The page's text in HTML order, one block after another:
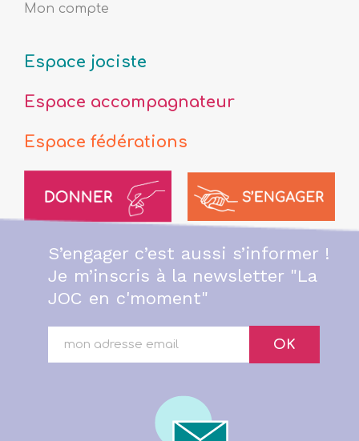
Mon compte
Espace jociste
Espace accompagnateur
Espace fédérations
S’engager c’est aussi s’informer !
Je m’inscris à la newsletter "La
JOC en c'moment"
OK